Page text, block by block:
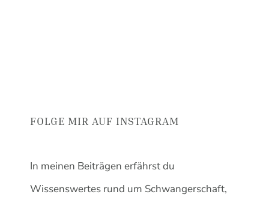
FOLGE MIR AUF INSTAGRAM
In meinen Beiträgen erfährst du
Wissenswertes rund um Schwangerschaft,